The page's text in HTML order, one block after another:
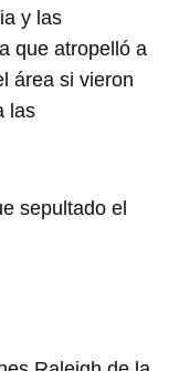
y las
que atropelló a
área si vieron
las
sepultado el